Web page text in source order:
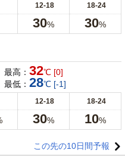
12-18 18-24
30% 30%
最高： 32℃ [0]
最低： 28℃ [-1]
12-18 18-24
30% 10%
この先の10日間予報